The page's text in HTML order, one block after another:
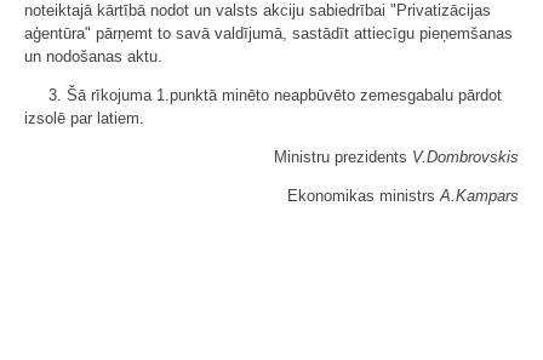
noteiktajā kārtībā nodot un valsts akciju sabiedrībai "Privatizācijas
aģentūra" pārņemt to savā valdījumā, sastādīt attiecīgu pieņemšanas
un nodošanas aktu.
3. Šā rīkojuma 1.punktā minēto neapbūvēto zemesgabalu pārdot
izsolē par latiem.
Ministru prezidents V.Dombrovskis
Ekonomikas ministrsA.Kampars